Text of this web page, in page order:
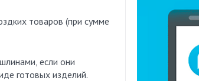
товаров (при сумме
если они
готовых изделий.